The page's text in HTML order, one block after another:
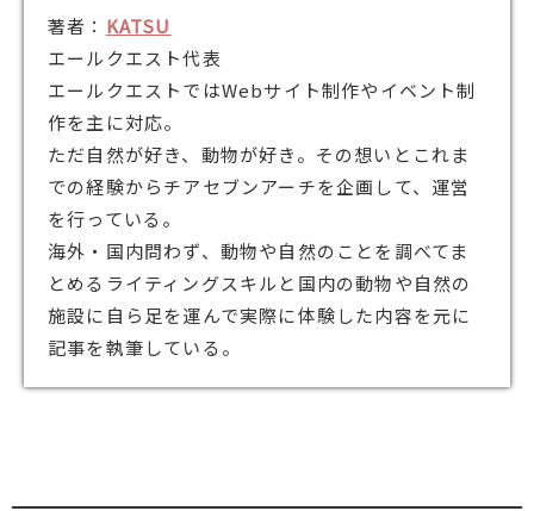
著者： KATSU
エールクエスト代表
エールクエストではWebサイト制作やイベント制
作を主に対応。
ただ自然が好き、動物が好き。その想いとこれま
での経験からチアセブンアーチを企画して、運営
を行っている。
海外・国内問わず、動物や自然のことを調べてま
とめるライティングスキルと国内の動物や自然の
施設に自ら足を運んで実際に体験した内容を元に
記事を執筆している。